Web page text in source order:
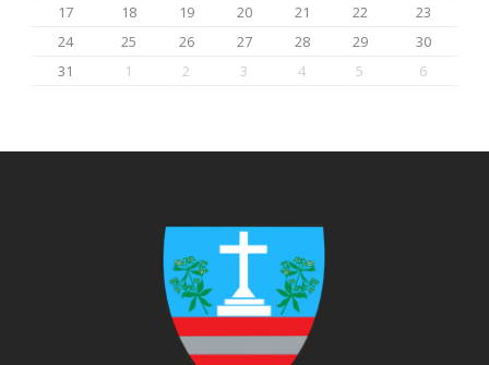
17
18 19 20 21 22
23
24
25 26 27 28 29
30
31
1 2 3 4 5 6